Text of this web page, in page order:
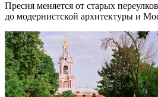
Пресня меняется от старых
до модернистской архитектуры и